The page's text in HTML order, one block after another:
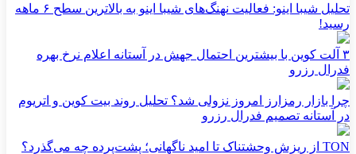
تحلیل شیبا اینو: فعالیت نهنگ‌های شیبا اینو به بالاترین سطح ۶ ماهه
رسید!
۳ آلت کوین با بیشترین احتمال جهش در آستانه اعلام نرخ بهره
فدرال رزرو
چرا بازار رمزارز امروز نزولی شد؟ تحلیل روند بیت کوین و اتریوم
در آستانه تصمیم فدرال رزرو
TON از ریزش وحشتناک تا امید ناگهانی؛ پشت‌پرده چه می‌گذرد؟